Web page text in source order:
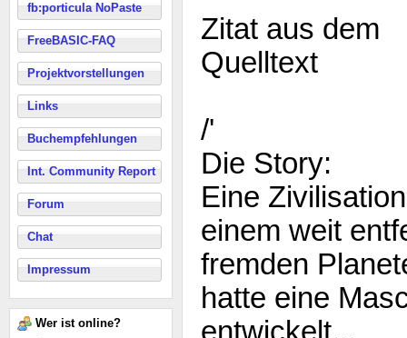
fb:porticula NoPaste
FreeBASIC-FAQ
Projektvorstellungen
Links
Buchempfehlungen
Int. Community Report
Forum
Chat
Impressum
Wer ist online?
Zitat aus dem
Quelltext
/'
Die Story:
Eine
einem weit
fremden
hatte eine